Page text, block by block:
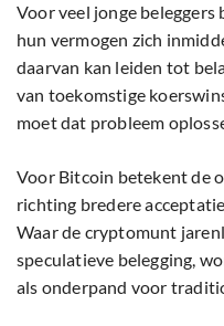
Voor veel jonge beleggers
hun vermogen zich
daarvan kan leiden tot
van toekomstige
moet dat probleem
Voor Bitcoin betekent de
richting bredere
Waar de cryptomunt
speculatieve belegging,
als onderpand voor